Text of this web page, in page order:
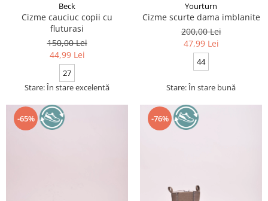
Beck
Cizme cauciuc copii cu
fluturasi
150,00 Lei
44,99 Lei
27
Stare: În stare excelentă
Yourturn
Cizme scurte dama imblanite
200,00 Lei
47,99 Lei
44
Stare: În stare bună
-65% -76%